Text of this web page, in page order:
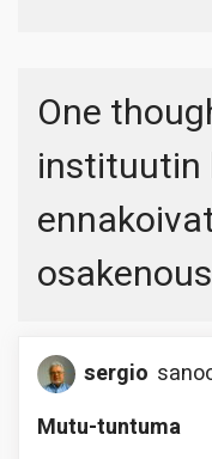
One
instituutin
sergio
Mutu-tuntuma